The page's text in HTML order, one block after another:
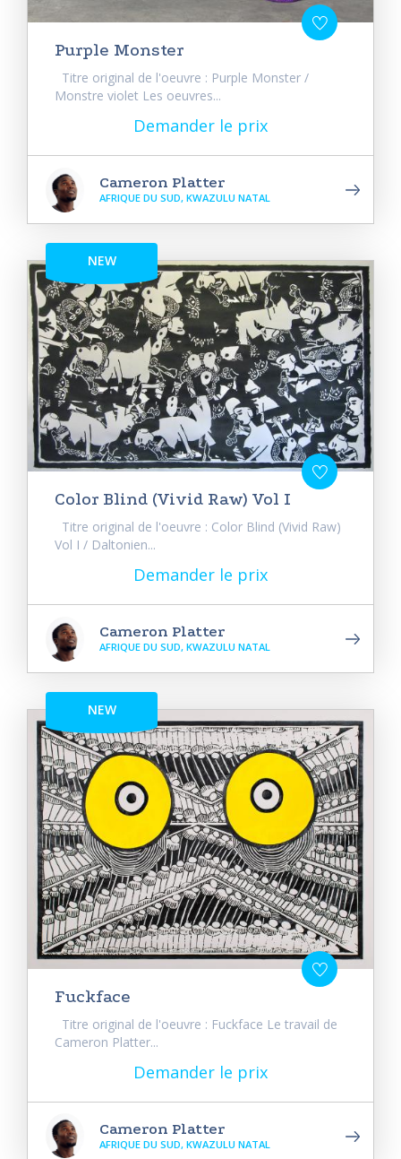
Purple Monster
Titre original de l'oeuvre : Purple Monster /
Monstre violet Les oeuvres...
Demander le prix
Cameron Platter
AFRIQUE DU SUD, KWAZULU NATAL
NEW
Color Blind (Vivid Raw) Vol I
Titre original de l'oeuvre : Color Blind (Vivid Raw)
Vol I / Daltonien...
Demander le prix
Cameron Platter
AFRIQUE DU SUD, KWAZULU NATAL
NEW
Fuckface
Titre original de l'oeuvre : Fuckface Le travail de
Cameron Platter...
Demander le prix
Cameron Platter
AFRIQUE DU SUD, KWAZULU NATAL